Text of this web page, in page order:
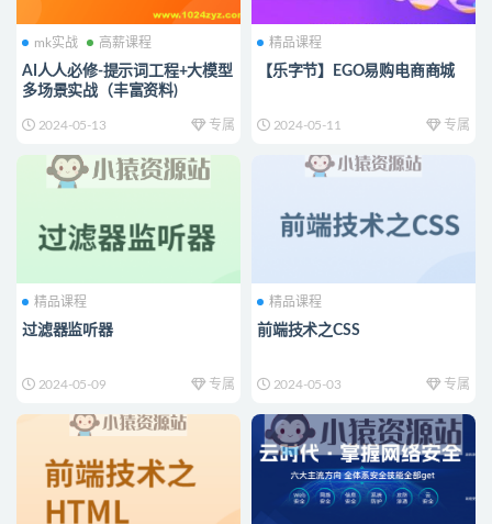
mk实战 高薪课程
AI人人必修-提示词工程+大模型
多场景实战（丰富资料)
2024-05-13 专属
精品课程
【乐字节】EGO易购电商商城
2024-05-11 专属
精品课程
过滤器监听器
2024-05-09 专属
精品课程
前端技术之CSS
2024-05-03 专属